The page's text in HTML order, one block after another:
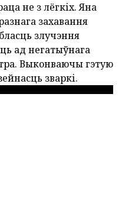
не з лёгкіх. Яна
захавання
злучэння
ад негатыўнага
Выконваючы гэтую
зваркі.